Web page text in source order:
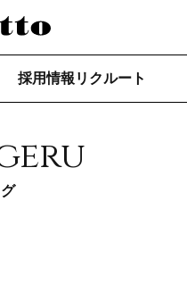
採用情報リクルート